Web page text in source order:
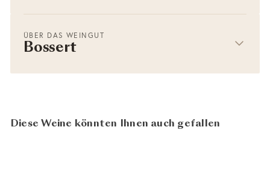
ÜBER DAS WEINGUT
Bossert
Diese Weine könnten Ihnen auch gefallen